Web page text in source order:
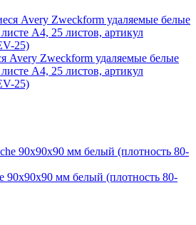
Avery Zweckform удаляемые белые
А4, 25 листов, артикул
25)
90x90x90 мм белый (плотность 80-